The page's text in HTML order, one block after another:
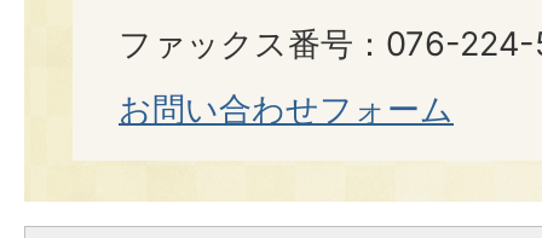
ファックス番号：076-
お問い合わせフォーム